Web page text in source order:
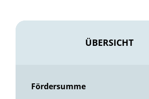
ÜBERSICHT
Fördersumme